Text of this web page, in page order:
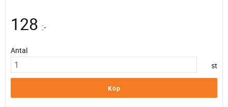
128 :-
Antal
st
Köp